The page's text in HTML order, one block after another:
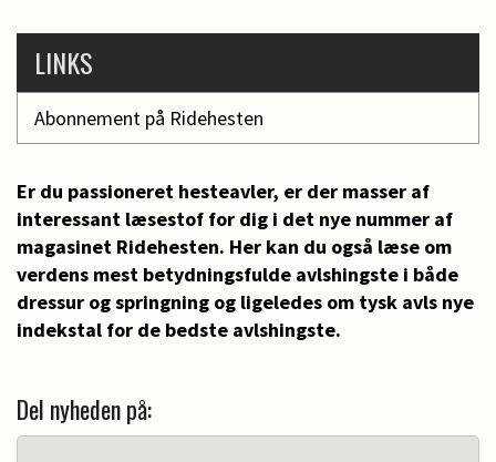
LINKS
Abonnement på Ridehesten
Er du passioneret hesteavler, er der masser af
interessant læsestof for dig i det nye nummer af
magasinet Ridehesten. Her kan du også læse om
verdens mest betydningsfulde avlshingste i både
dressur og springning og ligeledes om tysk avls nye
indekstal for de bedste avlshingste.
Del nyheden på: